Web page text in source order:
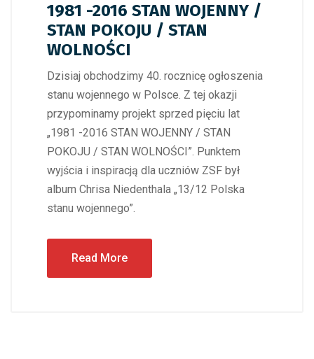
1981 -2016 STAN WOJENNY /
STAN POKOJU / STAN
WOLNOŚCI
Dzisiaj obchodzimy 40. rocznicę ogłoszenia
stanu wojennego w Polsce. Z tej okazji
przypominamy projekt sprzed pięciu lat
„1981 -2016 STAN WOJENNY / STAN
POKOJU / STAN WOLNOŚCI”. Punktem
wyjścia i inspiracją dla uczniów ZSF był
album Chrisa Niedenthala „13/12 Polska
stanu wojennego”.
Read More